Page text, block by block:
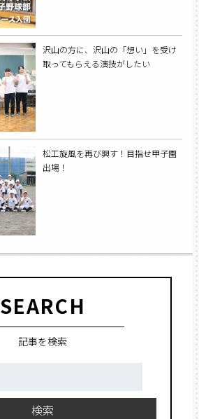
沢山の方に、沢山の「想い」を受け
取ってもらえる演技がしたい
松工旋風を再び興す！目指せ甲子園
出場！
SEARCH
記事を検索
検索